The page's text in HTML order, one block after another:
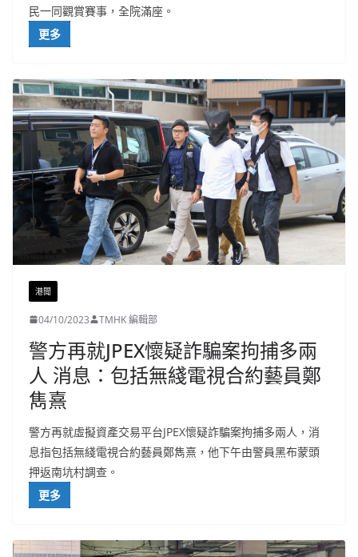
民一同觀賞賽事，全院滿座。
更多
港聞
04/10/2023 TMHK 編輯部
警方再就JPEX懷疑詐騙案拘捕多兩
人 消息：包括無綫電視合約藝員鄭
雋熹
警方再就虛擬資產交易平台JPEX懷疑詐騙案拘捕多兩人，消
息指包括無綫電視合約藝員鄭雋熹，他下午由警員黑布蒙頭
押返南坑村調查。
更多